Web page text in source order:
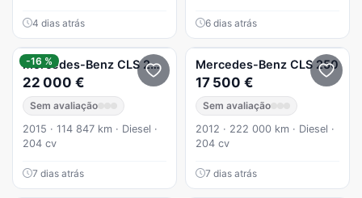
4 dias atrás 6 dias atrás
-16 %
Mercedes-Benz CLS 250 BlueTEC
22 000 €
Sem avaliação
2015 · 114 847 km · Diesel ·
204 cv
7 dias atrás
Mercedes-Benz CLS 250
17 500 €
Sem avaliação
2012 · 222 000 km · Diesel ·
204 cv
7 dias atrás